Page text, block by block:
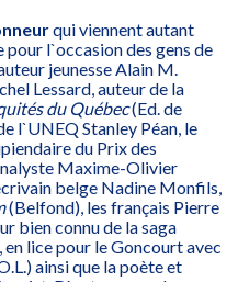
qui viennent autant
l`occasion des gens de
jeunesse Alain M.
Lessard, auteur de la
du Québec(Ed. de
l`UNEQ Stanley Péan, le
du Prix des
Maxime-Olivier
belge Nadine Monfils,
(Belfond), les français Pierre
bien connu de la saga
lice pour le Goncourt avec
ainsi que la poète et